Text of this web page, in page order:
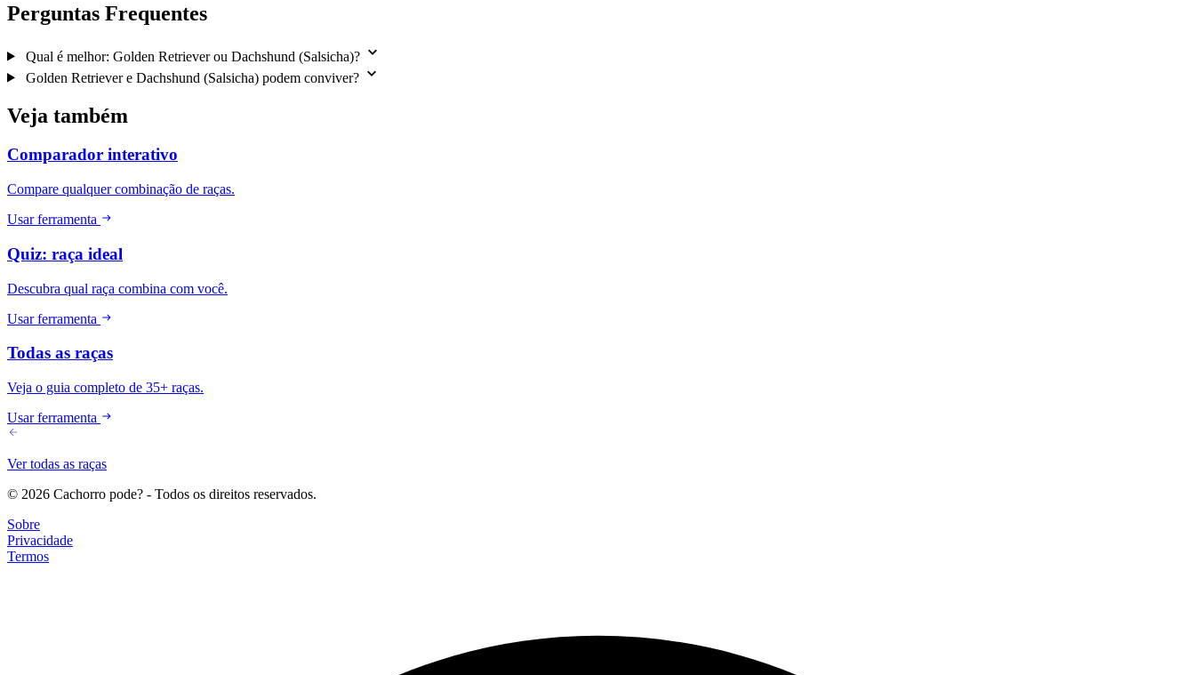
Perguntas Frequentes
Qual é melhor: Golden Retriever ou Dachshund (Salsicha)?
Golden Retriever e Dachshund (Salsicha) podem conviver?
Veja também
Comparador interativo
Compare qualquer combinação de raças.
Usar ferramenta
Quiz: raça ideal
Descubra qual raça combina com você.
Usar ferramenta
Todas as raças
Veja o guia completo de 35+ raças.
Usar ferramenta
Ver todas as raças
© 2026 Cachorro pode? - Todos os direitos reservados.
Sobre
Privacidade
Termos